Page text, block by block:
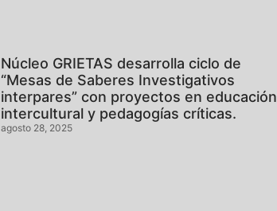
Núcleo GRIETAS desarrolla ciclo de
“Mesas de Saberes Investigativos
interpares” con proyectos en educación
intercultural y pedagogías críticas.
agosto 28, 2025